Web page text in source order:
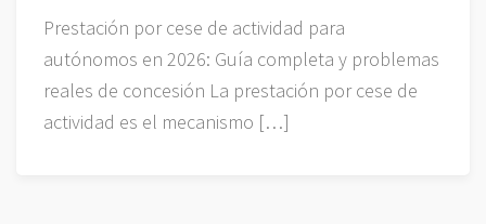
Prestación por cese de actividad para
autónomos en 2026: Guía completa y problemas
reales de concesión La prestación por cese de
actividad es el mecanismo […]